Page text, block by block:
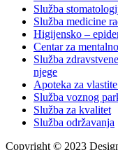
Služba
Služba medicine
Higijensko –
Centar za
Služba
njege
Apoteka za
Služba voznog
Služba za kvalitet
Služba održavanja
Copyright © 2023